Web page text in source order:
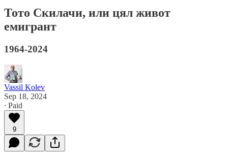
Тото Скилачи, или цял живот
емигрант
1964-2024
Vassil Kolev
Sep 18, 2024
∙ Paid
9